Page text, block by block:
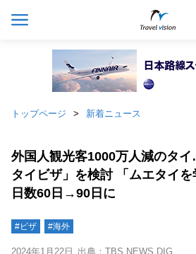
トップページ 新着ニュース
外国人観光客1000万人減のタ
タイビザ」を検討 「ムエタイ
日数60日→90日に
#ビザ #海外
2024年1月22日 出典：TBS NEWS DIG